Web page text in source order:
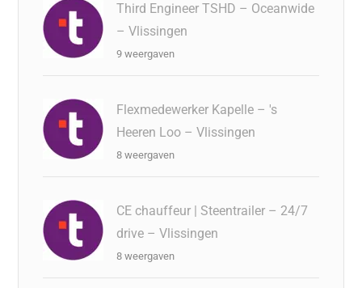
Third Engineer TSHD – Oceanwide
– Vlissingen
9 weergaven
Flexmedewerker Kapelle – 's
Heeren Loo – Vlissingen
8 weergaven
CE chauffeur | Steentrailer – 24/7
drive – Vlissingen
8 weergaven